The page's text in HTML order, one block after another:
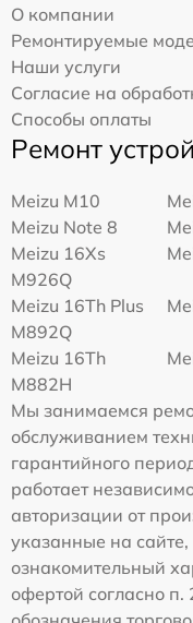
О компании
Ремонтируемые
Наши услуги
Согласие на
Способы оплаты
Ремонт
Meizu M10
Meizu Note 8
Meizu 16Xs
M926Q
Meizu 16Th Plus
M892Q
Meizu 16Th
M882H
Мы занимаемся
обслуживанием
гарантийного
работает
авторизации от
указанные на
ознакомительный
офертой согласно